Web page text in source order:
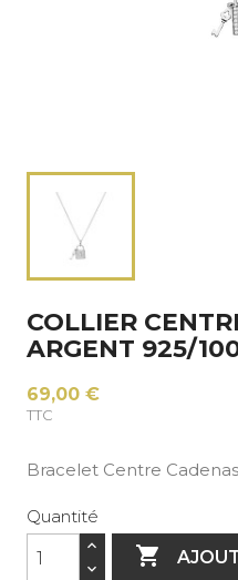
COLLIER
ARGENT 925/
69,00 €
TTC
Bracelet Centre Cadenas
Quantité
